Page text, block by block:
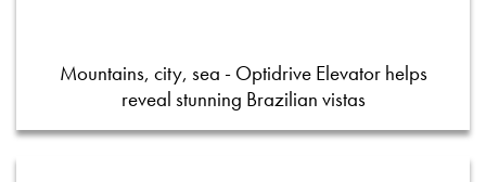
Mountains, city, sea - Optidrive Elevator helps
reveal stunning Brazilian vistas